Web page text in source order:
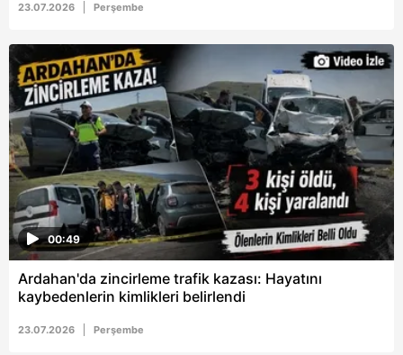
23.07.2026 Perşembe
00:49
Ardahan'da zincirleme trafik kazası: Hayatını
kaybedenlerin kimlikleri belirlendi
23.07.2026 Perşembe